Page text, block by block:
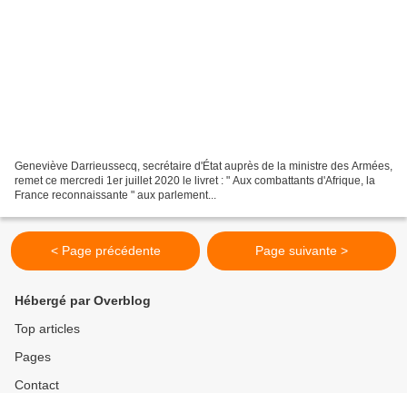
Geneviève Darrieussecq, secrétaire d'État auprès de la ministre des Armées,
remet ce mercredi 1er juillet 2020 le livret : " Aux combattants d'Afrique, la
France reconnaissante " aux parlement...
< Page précédente Page suivante >
Hébergé par Overblog
Top articles
Pages
Contact